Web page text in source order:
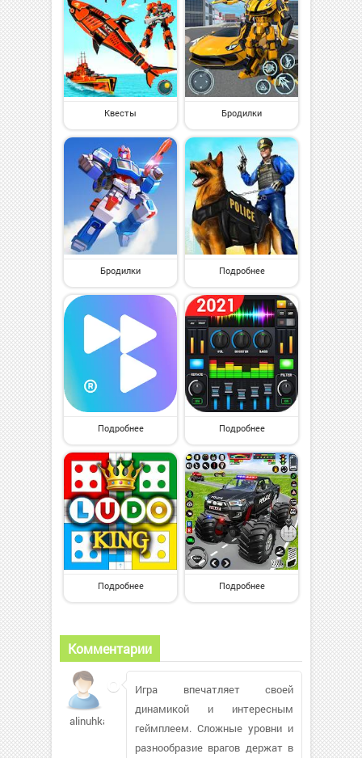
Квесты Бродилки
Бродилки Подробнее
Подробнее Подробнее
Подробнее Подробнее
Комментарии
alinuhka
Игра впечатляет своей
динамикой и интересным
геймплеем. Сложные уровни и
разнообразие врагов держат в